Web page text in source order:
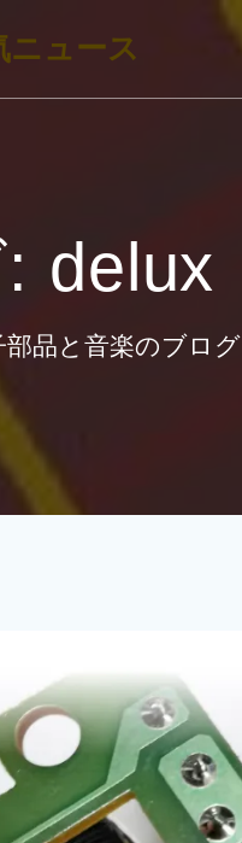
ニュース
delux
部品と音楽のブログ